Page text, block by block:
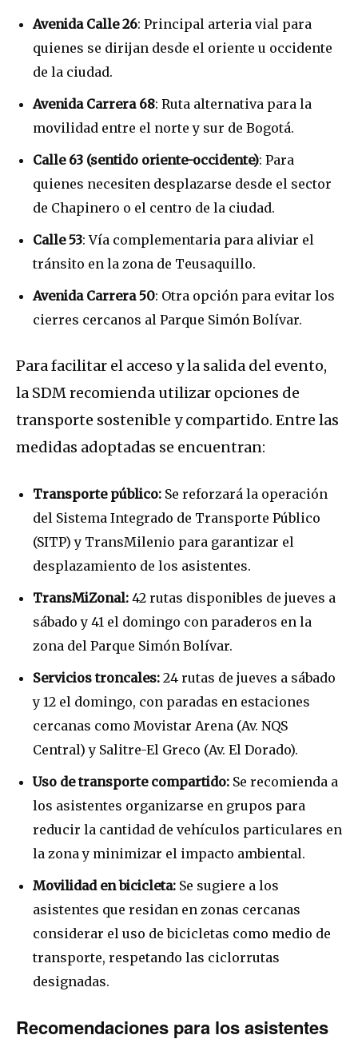
Avenida Calle 26: Principal arteria vial para
quienes se dirijan desde el oriente u occidente
de la ciudad.
Avenida Carrera 68: Ruta alternativa para la
movilidad entre el norte y sur de Bogotá.
Calle 63 (sentido oriente-occidente): Para
quienes necesiten desplazarse desde el sector
de Chapinero o el centro de la ciudad.
Calle 53: Vía complementaria para aliviar el
tránsito en la zona de Teusaquillo.
Avenida Carrera 50: Otra opción para evitar los
cierres cercanos al Parque Simón Bolívar.
Para facilitar el acceso y la salida del evento,
la SDM recomienda utilizar opciones de
transporte sostenible y compartido. Entre las
medidas adoptadas se encuentran:
Transporte público: Se reforzará la operación
del Sistema Integrado de Transporte Público
(SITP) y TransMilenio para garantizar el
desplazamiento de los asistentes.
TransMiZonal: 42 rutas disponibles de jueves a
sábado y 41 el domingo con paraderos en la
zona del Parque Simón Bolívar.
Servicios troncales: 24 rutas de jueves a sábado
y 12 el domingo, con paradas en estaciones
cercanas como Movistar Arena (Av. NQS
Central) y Salitre-El Greco (Av. El Dorado).
Uso de transporte compartido: Se recomienda a
los asistentes organizarse en grupos para
reducir la cantidad de vehículos particulares en
la zona y minimizar el impacto ambiental.
Movilidad en bicicleta: Se sugiere a los
asistentes que residan en zonas cercanas
considerar el uso de bicicletas como medio de
transporte, respetando las ciclorrutas
designadas.
Recomendaciones para los asistentes